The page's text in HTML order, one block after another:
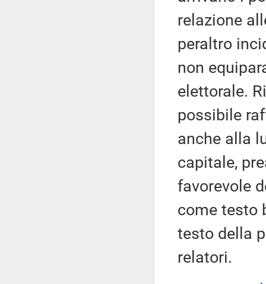
relazione
peraltro
non
elettorale.
possibile
anche alla
capitale,
favorevole
come testo
testo della
relatori.